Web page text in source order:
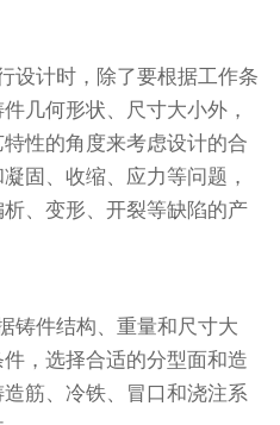
设计时，除了要根据工作条
几何形状、尺寸大小外，
性的角度来考虑设计的合
固、收缩、应力等问题，
、变形、开裂等缺陷的产
铸件结构、重量和尺寸大
，选择合适的分型面和造
筋、冷铁、冒口和浇注系